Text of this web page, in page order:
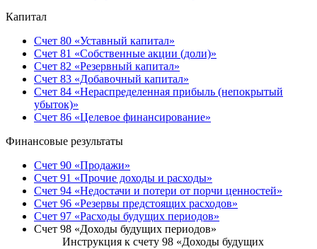
Капитал
Счет 80 «Уставный капитал»
Счет 81 «Собственные акции (доли)»
Счет 82 «Резервный капитал»
Счет 83 «Добавочный капитал»
Счет 84 «Нераспределенная прибыль (непокрытый
убыток)»
Счет 86 «Целевое финансирование»
Финансовые результаты
Счет 90 «Продажи»
Счет 91 «Прочие доходы и расходы»
Счет 94 «Недостачи и потери от порчи ценностей»
Счет 96 «Резервы предстоящих расходов»
Счет 97 «Расходы будущих периодов»
Счет 98 «Доходы будущих периодов»
Инструкция к счету 98 «Доходы будущих